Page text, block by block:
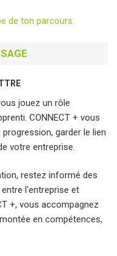
de ton parcours.
jouez un rôle
CONNECT + vous
garder le lien
votre entreprise.
restez informé des
l'entreprise et
+, vous accompagnez
en compétences,